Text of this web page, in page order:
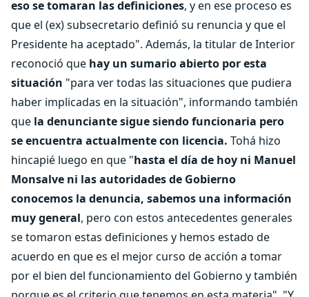
eso se tomaran las definiciones, y en ese proceso es
que el (ex) subsecretario definió su renuncia y que el
Presidente ha aceptado". Además, la titular de Interior
reconoció que hay un sumario abierto por esta
situación "para ver todas las situaciones que pudiera
haber implicadas en la situación", informando también
que la denunciante sigue siendo funcionaria pero
se encuentra actualmente con licencia. Tohá hizo
hincapié luego en que "hasta el día de hoy ni Manuel
Monsalve ni las autoridades de Gobierno
conocemos la denuncia, sabemos una información
muy general, pero con estos antecedentes generales
se tomaron estas definiciones y hemos estado de
acuerdo en que es el mejor curso de acción a tomar
por el bien del funcionamiento del Gobierno y también